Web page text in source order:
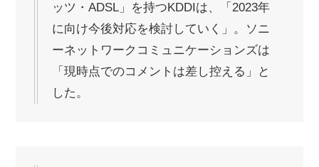
ッツ・ADSL」を持つKDDIは、「2023年
に向け今後対応を検討していく」。ソニ
ーネットワークコミュニケーションズは
「現時点でのコメントは差し控える」と
した。